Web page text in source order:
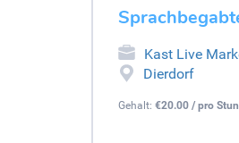
Kast Live
Dierdorf
Gehalt: €20.00 / pro